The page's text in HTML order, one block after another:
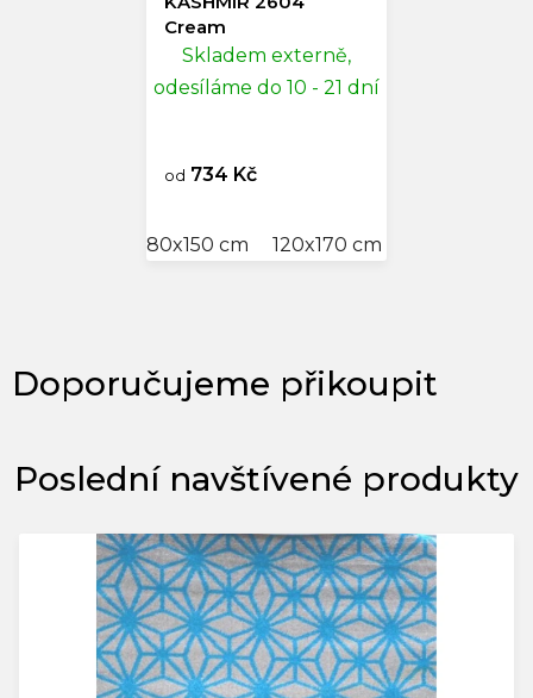
Cream
Skladem externě,
odesíláme do 10 - 21 dní
od 734 Kč
80x150 cm 120x170 cm
Poslední navštívené produkty